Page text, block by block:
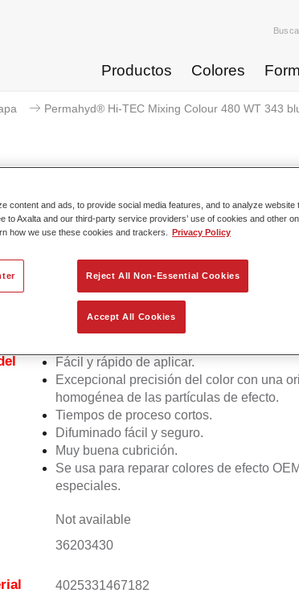
Productos Colores
Permahyd® Hi-TEC Mixing Colour 480 WT 343
Hi-TEC Mixing
Hi-TEC Base Agua 480 se puede usar con el
Base Agua 480, un innovador sistema de base
mezcla contiene todos los colores sólidos y de
turismos con unos resultados de gran calidad.
Fácil y rápido de aplicar.
Excepcional precisión del color con una
homogénea de las partículas de efecto.
Tiempos de proceso cortos.
Difuminado fácil y seguro.
Muy buena cubrición.
Se usa para reparar colores de efecto OEM
especiales.
Not available
36203430
4025331467182
content and ads, to provide social media features, and to analyze website
to Axalta and our third-party service providers’ use of cookies and other
how we use these cookies and trackers.
Privacy Policy
Reject All Non-Essential Cookies
Accept All Cookies